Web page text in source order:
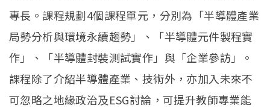
專長。課程規劃4個課程單元，分別為「半導體產業
局勢分析與環境永續趨勢」、「半導體元件製程實
作」、「半導體封裝測試實作」與「企業參訪」。
課程除了介紹半導體產業、技術外，亦加入未來不
可忽略之地緣政治及ESG討論，可提升教師專業能